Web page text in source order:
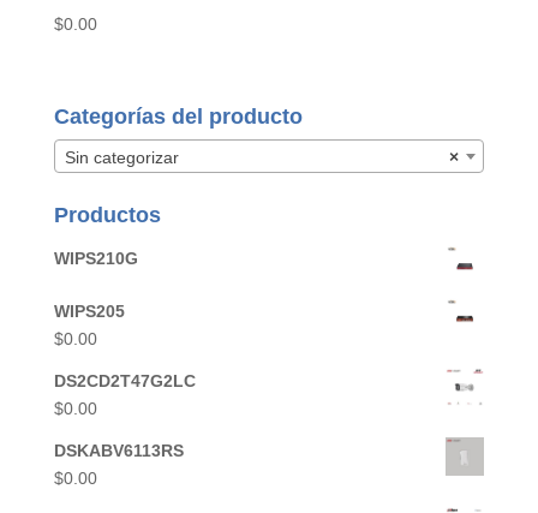
$0.00
Categorías del producto
×
Sin categorizar
Productos
WIPS210G
WIPS205
$0.00
DS2CD2T47G2LC
$0.00
DSKABV6113RS
$0.00